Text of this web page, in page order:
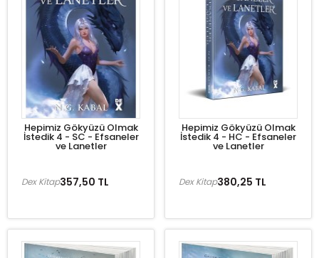
Hepimiz Gökyüzü Olmak
İstedik 4 - SC - Efsaneler
ve Lanetler
357,50 TL
Dex Kitap
Hepimiz Gökyüzü Olmak
İstedik 4 - HC - Efsaneler
ve Lanetler
380,25 TL
Dex Kitap